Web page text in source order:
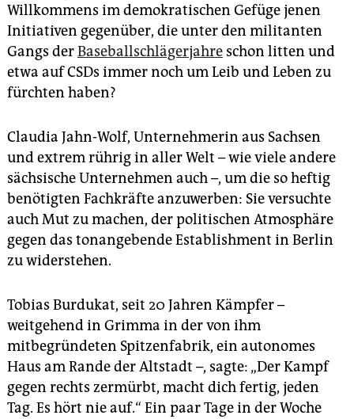
Willkommens im demokratischen Gefüge jenen
Initiativen gegenüber, die unter den militanten
Gangs derBaseballschlägerjahre schon litten und
etwa auf CSDs immer noch um Leib und Leben zu
fürchten haben?
Claudia Jahn-Wolf, Unternehmerin aus Sachsen
und extrem rührig in aller Welt – wie viele andere
sächsische Unternehmen auch –, um die so heftig
benötigten Fachkräfte anzuwerben: Sie versuchte
auch Mut zu machen, der politischen Atmosphäre
gegen das tonangebende Establishment in Berlin
zu widerstehen.
Tobias Burdukat, seit 20 Jahren Kämpfer –
weitgehend in Grimma in der von ihm
mitbegründeten Spitzenfabrik, ein autonomes
Haus am Rande der Altstadt –, sagte: „Der Kampf
gegen rechts zermürbt, macht dich fertig, jeden
Tag. Es hört nie auf.“ Ein paar Tage in der Woche